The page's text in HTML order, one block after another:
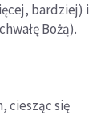
bardziej) i
Bożą).
ciesząc się